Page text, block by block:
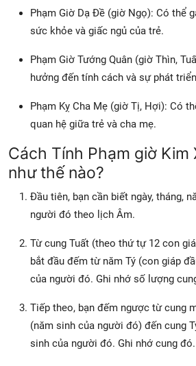
Phạm Giờ Dạ Đề (giờ Ngọ): Có thể
sức khỏe và giấc ngủ của trẻ.
Phạm Giờ Tướng Quân (giờ Thìn,
hưởng đến tính cách và sự phát
Phạm Kỵ Cha Mẹ (giờ Tị, Hợi): Có
quan hệ giữa trẻ và cha mẹ.
Cách Tính Phạm giờ Kim
như thế nào?
Đầu tiên, bạn cần biết ngày, tháng,
người đó theo lịch Âm.
Từ cung Tuất (theo thứ tự 12 con
bắt đầu đếm từ năm Tý (con giáp
của người đó. Ghi nhớ số lượng
Tiếp theo, bạn đếm ngược từ cung
(năm sinh của người đó) đến cung
sinh của người đó. Ghi nhớ cung đó.